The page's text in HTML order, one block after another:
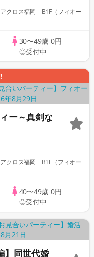
クロス福岡 B1F（フィオー
30〜49歳 0円
◎受付中
ー～真剣な
クロス福岡 B1F（フィオー
40〜49歳 0円
◎受付中
】同世代婚